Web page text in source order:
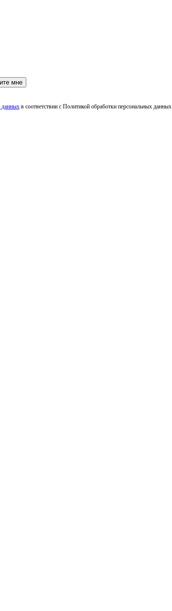
мне
данныхв соответствии с Политикой обработки персональных данных